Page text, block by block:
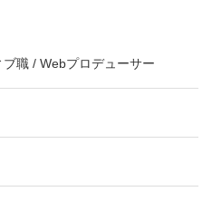
職 / Webプロデューサー